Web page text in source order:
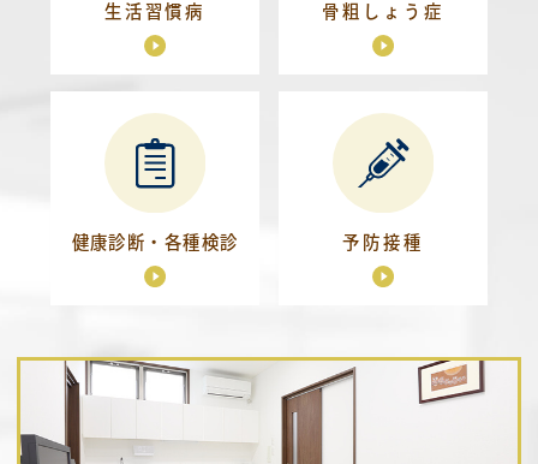
生活習慣病 骨粗しょう症
健康診断・ 各種検診 予防接種